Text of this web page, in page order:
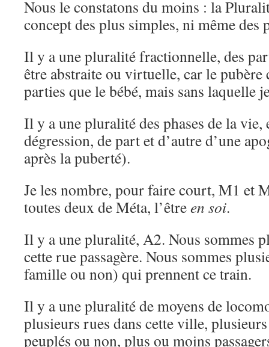
Nous le constatons du moins : la
concept des plus simples, ni même des
Il y a une pluralité fractionnelle, des
être abstraite ou virtuelle, car le pubère
parties que le bébé, mais sans laquelle
Il y a une pluralité des phases de la
dégression, de part et d’autre d’une
après la puberté).
Je les nombre, pour faire court, M1 et
toutes deux de Méta, l’êtreen soi.
Il y a une pluralité, A2. Nous sommes
cette rue passagère. Nous sommes
famille ou non) qui prennent ce train.
Il y a une pluralité de moyens de
plusieurs rues dans cette ville,
peuplés ou non, plus ou moins